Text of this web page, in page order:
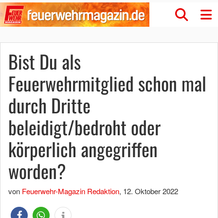
Bist Du als
Feuerwehrmitglied schon mal
durch Dritte
beleidigt/bedroht oder
körperlich angegriffen
worden?
von Feuerwehr-Magazin Redaktion, 12. Oktober 2022